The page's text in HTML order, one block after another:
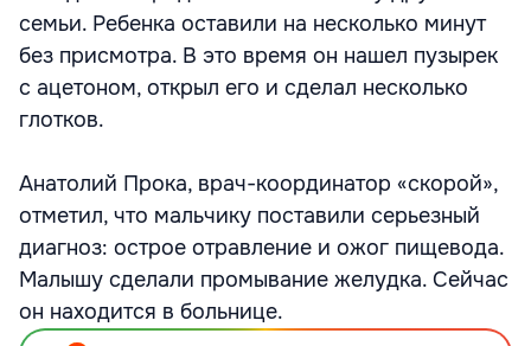
семьи. Ребенка оставили на несколько минут
без присмотра. В это время он нашел пузырек
с ацетоном, открыл его и сделал несколько
глотков.
Анатолий Прока, врач-координатор «скорой»,
отметил, что мальчику поставили серьезный
диагноз: острое отравление и ожог пищевода.
Малышу сделали промывание желудка. Сейчас
он находится в больнице.